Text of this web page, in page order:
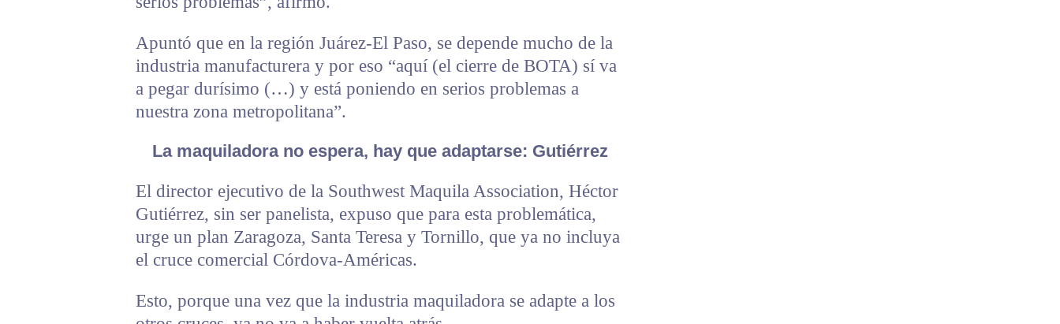
Apuntó que en la región Juárez-El Paso, se depende mucho de la
industria manufacturera y por eso “aquí (el cierre de BOTA) sí va
a pegar durísimo (…) y está poniendo en serios problemas a
nuestra zona metropolitana”.
La maquiladora no espera, hay que adaptarse: Gutiérrez
El director ejecutivo de la Southwest Maquila Association, Héctor
Gutiérrez, sin ser panelista, expuso que para esta problemática,
urge un plan Zaragoza, Santa Teresa y Tornillo, que ya no incluya
el cruce comercial Córdova-Américas.
Esto, porque una vez que la industria maquiladora se adapte a los